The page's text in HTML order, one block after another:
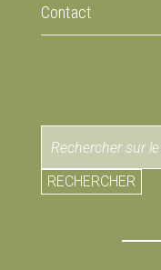
Contact
RECHERCHER